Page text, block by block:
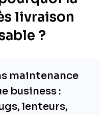
livraison
?
maintenance
business :
lenteurs,